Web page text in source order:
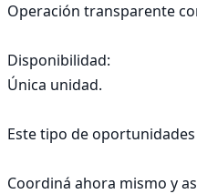
Operación transparente
Disponibilidad:
Única unidad.
Este tipo de
Coordiná ahora mismo y